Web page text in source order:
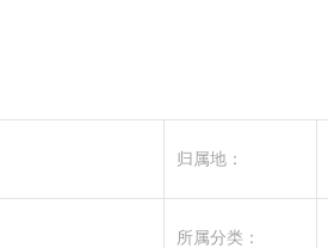
归属地：
所属分类：